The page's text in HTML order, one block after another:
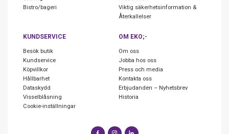
Bistro/bageri
Viktig säkerhetsinformation &
Återkallelser
KUNDSERVICE
Besök butik
Kundservice
Köpvillkor
Hållbarhet
Dataskydd
Visselblåsning
Cookie-inställningar
OM EKO;-
Om oss
Jobba hos oss
Press och media
Kontakta oss
Erbjudanden – Nyhetsbrev
Historia